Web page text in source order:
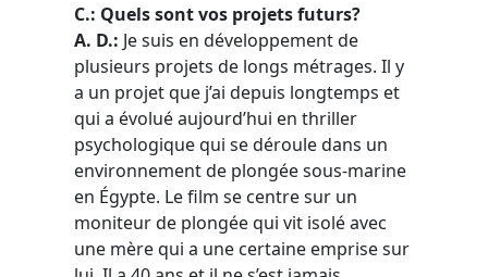
C.: Quels sont vos projets futurs?
A. D.: Je suis en développement de
plusieurs projets de longs métrages. Il y
a un projet que j’ai depuis longtemps et
qui a évolué aujourd’hui en thriller
psychologique qui se déroule dans un
environnement de plongée sous-marine
en Égypte. Le film se centre sur un
moniteur de plongée qui vit isolé avec
une mère qui a une certaine emprise sur